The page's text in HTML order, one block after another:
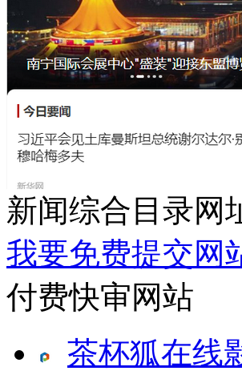
新闻综合目录网
我要免费提交网
付费快审网站
茶杯狐在线